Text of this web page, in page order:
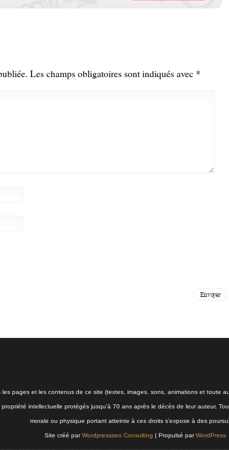
Les champs obligatoires sont indiqués avec *
pages et les contenus de ce site (textes, images, sons, animations et toute
intellectuelle protégés jusqu'à 70 ans après le décès de leur auteur.
morale ou physique portant atteinte à ces droits s'expose à des
Site créé parWordpressseo Consulting | Propulsé parWordPress